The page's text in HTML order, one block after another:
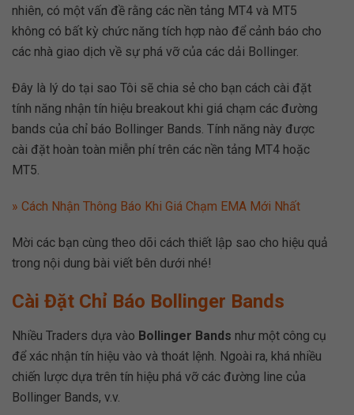
nhiên, có một vấn đề rằng các nền tảng MT4 và MT5
không có bất kỳ chức năng tích hợp nào để cảnh báo cho
các nhà giao dịch về sự phá vỡ của các dải Bollinger.
Đây là lý do tại sao Tôi sẽ chia sẻ cho bạn cách cài đặt
tính năng nhận tín hiệu breakout khi giá chạm các đường
bands của chỉ báo Bollinger Bands. Tính năng này được
cài đặt hoàn toàn miễn phí trên các nền tảng MT4 hoặc
MT5.
» Cách Nhận Thông Báo Khi Giá Chạm EMA Mới Nhất
Mời các bạn cùng theo dõi cách thiết lập sao cho hiệu quả
trong nội dung bài viết bên dưới nhé!
Cài Đặt Chỉ Báo Bollinger Bands
Nhiều Traders dựa vào Bollinger Bands như một công cụ
để xác nhận tín hiệu vào và thoát lệnh. Ngoài ra, khá nhiều
chiến lược dựa trên tín hiệu phá vỡ các đường line của
Bollinger Bands, v.v.